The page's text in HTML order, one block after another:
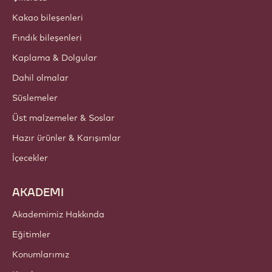
Hakkımızda
Barry Callebaut Group
İletişim
Bülten
Nereden satın alabilirim?
Çikolata
Fındık bileşenleri
Kaplama & Dolgular
Dahil olmalar
Süslemeler